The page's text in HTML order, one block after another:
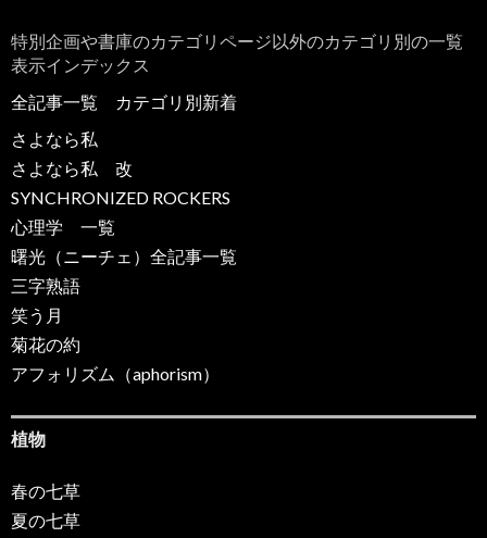
特別企画や書庫のカテゴリページ以外のカテゴリ別の一覧
表示インデックス
全記事一覧
カテゴリ別新着
さよなら私
さよなら私 改
SYNCHRONIZED ROCKERS
心理学 一覧
曙光（ニーチェ）全記事一覧
三字熟語
笑う月
菊花の約
アフォリズム（aphorism）
植物
春の七草
夏の七草